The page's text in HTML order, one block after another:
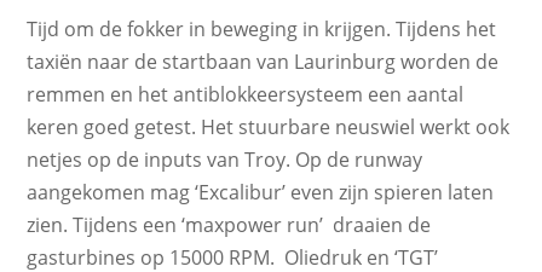
Tijd om de fokker in beweging in krijgen. Tijdens het
taxiën naar de startbaan van Laurinburg worden de
remmen en het antiblokkeersysteem een aantal
keren goed getest. Het stuurbare neuswiel werkt ook
netjes op de inputs van Troy. Op de runway
aangekomen mag ‘Excalibur’ even zijn spieren laten
zien. Tijdens een ‘maxpower run’ draaien de
gasturbines op 15000 RPM. Oliedruk en ‘TGT’